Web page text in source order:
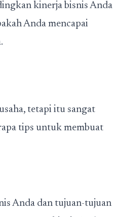
kinerja bisnis Anda
Anda mencapai
tetapi itu sangat
tips untuk membuat
Anda dan tujuan-tujuan